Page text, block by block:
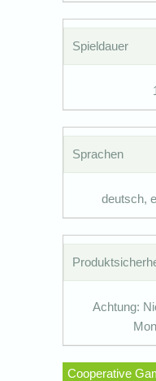
Spieldauer
Sprachen
deutsch,
Achtung:
Cooperative